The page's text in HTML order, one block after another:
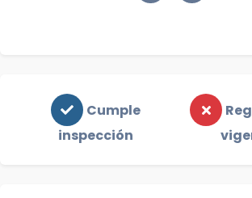
Cumple
inspección